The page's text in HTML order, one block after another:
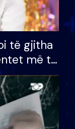
të gjitha
më të
Do më